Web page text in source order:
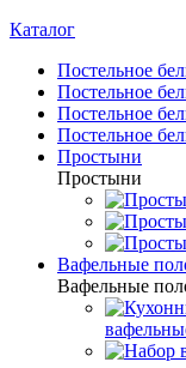
Каталог
Постельное
Постельное
Постельное
Постельное
Простыни
Простыни
Вафельные
Вафельные